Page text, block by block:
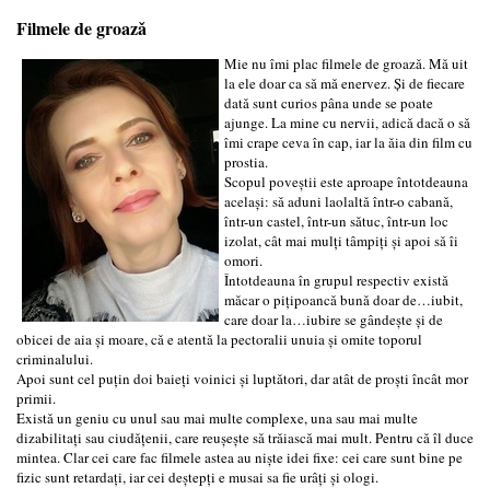
Filmele de groazǎ
Mie nu îmi plac filmele de groazǎ. Mǎ uit
la ele doar ca sǎ mǎ enervez. Şi de fiecare
datǎ sunt curios pâna unde se poate
ajunge. La mine cu nervii, adicǎ dacǎ o sǎ
îmi crape ceva în cap, iar la ǎia din film cu
prostia.
Scopul poveştii este aproape întotdeauna
acelaşi: sǎ aduni laolaltǎ într-o cabanǎ,
într-un castel, într-un sǎtuc, într-un loc
izolat, cât mai mulţi tâmpiţi şi apoi sǎ îi
omori.
Întotdeauna în grupul respectiv existǎ
mǎcar o piţipoancǎ bunǎ doar de…iubit,
care doar la…iubire se gândeşte şi de
obicei de aia şi moare, cǎ e atentǎ la pectoralii unuia şi omite toporul
criminalului.
Apoi sunt cel puţin doi baieţi voinici şi luptǎtori, dar atât de proşti încât mor
primii.
Existǎ un geniu cu unul sau mai multe complexe, una sau mai multe
dizabilitaţi sau ciudǎţenii, care reuşeşte sǎ trǎiascǎ mai mult. Pentru cǎ îl duce
mintea. Clar cei care fac filmele astea au nişte idei fixe: cei care sunt bine pe
fizic sunt retardaţi, iar cei deştepţi e musai sa fie urâţi şi ologi.